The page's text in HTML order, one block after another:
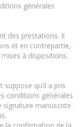
générales
des prestations. Il
et en contrepartie,
à dispositions.
qu’il a pris
conditions générales
signature manuscrite